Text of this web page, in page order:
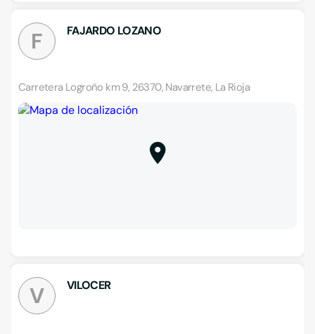
F FAJARDO LOZANO
Carretera Logroño km 9, 26370, Navarrete, La Rioja
V VILOCER